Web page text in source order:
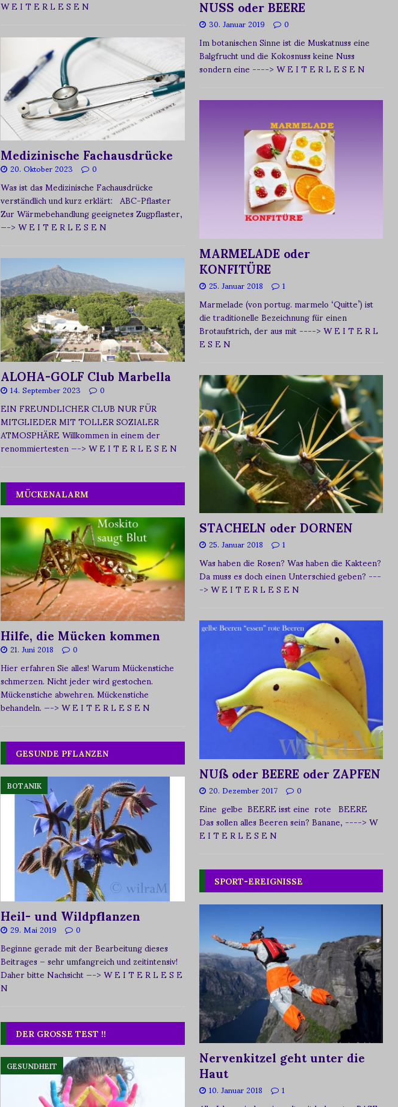
W E I T E R L E S E N
Medizinische Fachausdrücke
20. Oktober 2023 0
Was ist das Medizinische Fachausdrücke
verständlich und kurz erklärt: ABC-Pflaster
Zur Wärmebehandlung geeignetes Zugpflaster,
—-> W E I T E R L E S E N
ALOHA-GOLF Club Marbella
14. September 2023 0
EIN FREUNDLICHER CLUB NUR FÜR
MITGLIEDER MIT TOLLER SOZIALER
ATMOSPHÄRE Willkommen in einem der
renommiertesten—-> W E I T E R L E S E N
MÜCKENALARM
Hilfe, die Mücken kommen
21. Juni 2018 0
Hier erfahren Sie alles! Warum Mückenstiche
schmerzen. Nicht jeder wird gestochen.
Mückenstiche abwehren. Mückenstiche
behandeln.—-> W E I T E R L E S E N
GESUNDE PFLANZEN
BOTANIK
Heil- und Wildpflanzen
29. Mai 2019 0
Beginne gerade mit der Bearbeitung dieses
Beitrages – sehr umfangreich und zeitintensiv!
Daher bitte Nachsicht—-> W E I T E R L E S E
N
DER GROSSE TEST !!
GESUNDHEIT
30. Januar 2019 0
Im botanischen Sinne ist die Muskatnuss eine
Balgfrucht und die Kokosnuss keine Nuss
sondern eine----> W E I T E R L E S E N
MARMELADE oder
KONFITÜRE
25. Januar 2018 1
Marmelade (von portug. marmelo ‘Quitte’) ist
die traditionelle Bezeichnung für einen
Brotaufstrich, der aus mit----> W E I T E R L
E S E N
STACHELN oder DORNEN
25. Januar 2018 1
Was haben die Rosen? Was haben die Kakteen?
Da muss es doch einen Unterschied geben?---
-> W E I T E R L E S E N
NUß oder BEERE oder ZAPFEN
20. Dezember 2017 0
Eine gelbe BEERE isst eine rote BEERE
Das sollen alles Beeren sein? Banane,----> W
E I T E R L E S E N
SPORT-EREIGNISSE
Nervenkitzel geht unter die
Haut
10. Januar 2018 1